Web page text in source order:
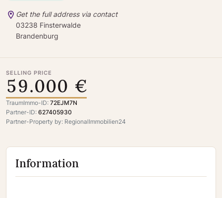
Get the full address via contact
03238 Finsterwalde
Brandenburg
59.000 €
SELLING PRICE
TraumImmo-ID: 72EJM7N
Partner-ID: 627405930
Partner-Property by: RegionalImmobilien24
Information